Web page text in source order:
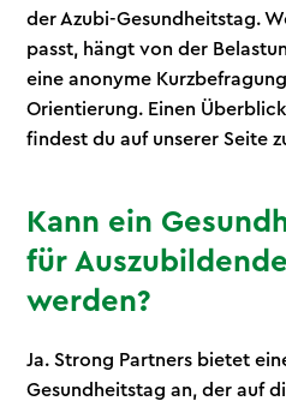
der Azubi-Gesundheitstag.
passt, hängt von der
eine anonyme
Orientierung. Einen
findest du auf unserer Seite
Kann ein
für
werden?
Ja. Strong Partners bietet
Gesundheitstag an, der auf